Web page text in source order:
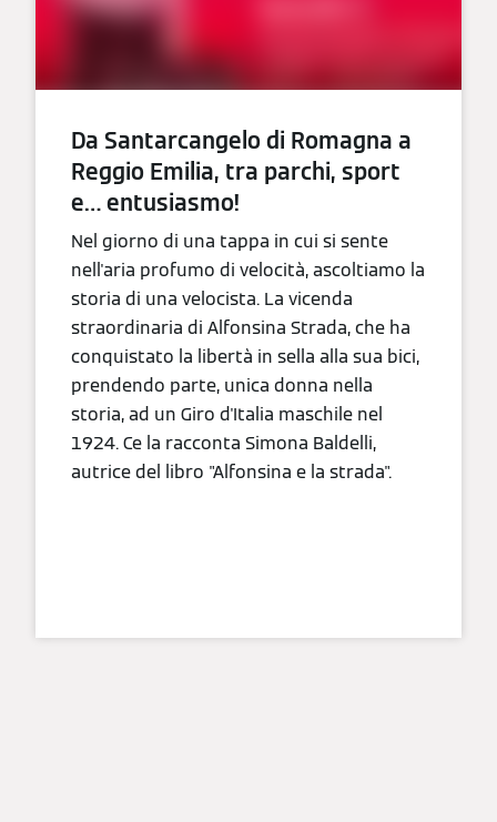
Da Santarcangelo di Romagna a
Reggio Emilia, tra parchi, sport
e… entusiasmo!
Nel giorno di una tappa in cui si sente
nell'aria profumo di velocità, ascoltiamo la
storia di una velocista. La vicenda
straordinaria di Alfonsina Strada, che ha
conquistato la libertà in sella alla sua bici,
prendendo parte, unica donna nella
storia, ad un Giro d'Italia maschile nel
1924. Ce la racconta Simona Baldelli,
autrice del libro "Alfonsina e la strada".